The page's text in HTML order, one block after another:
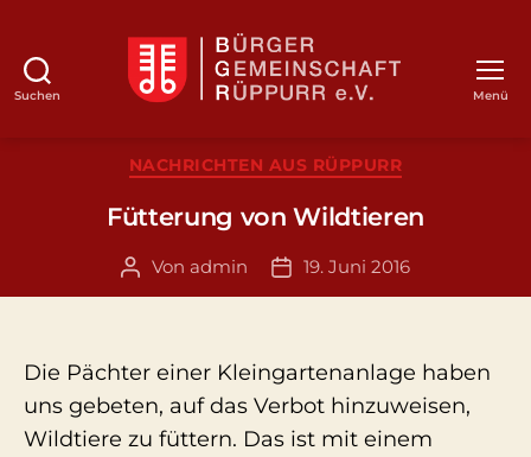
Suchen Menü
Kategorien
NACHRICHTEN AUS RÜPPURR
Fütterung von Wildtieren
Beitragsautor
Von admin Veröffentlichungsdatum
19. Juni 2016
Die Pächter einer Kleingartenanlage haben
uns gebeten, auf das Verbot hinzuweisen,
Wildtiere zu füttern. Das ist mit einem